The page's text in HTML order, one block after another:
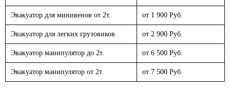
Эвакуатор для минивенов от 2т. от 1 900 Руб.
Эвакуатор для легких грузовиков от 2 900 Руб.
Эвакуатор манипулятор до 2т. от 6 500 Руб.
Эвакуатор манипулятор от 2т. от 7 500 Руб.